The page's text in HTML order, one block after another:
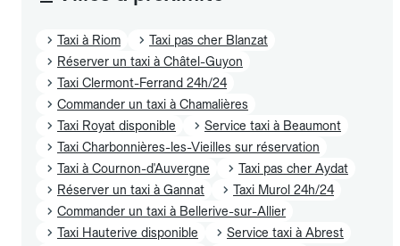
Taxi à Riom
Taxi pas cher Blanzat
Réserver un taxi à Châtel-Guyon
Taxi Clermont-Ferrand 24h/24
Commander un taxi à Chamalières
Taxi Royat disponible
Service taxi à Beaumont
Taxi Charbonnières-les-Vieilles sur réservation
Taxi à Cournon-d'Auvergne
Taxi pas cher Aydat
Réserver un taxi à Gannat
Taxi Murol 24h/24
Commander un taxi à Bellerive-sur-Allier
Taxi Hauterive disponible
Service taxi à Abrest